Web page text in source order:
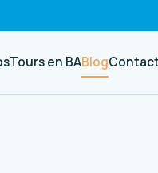
Tours en BABlog